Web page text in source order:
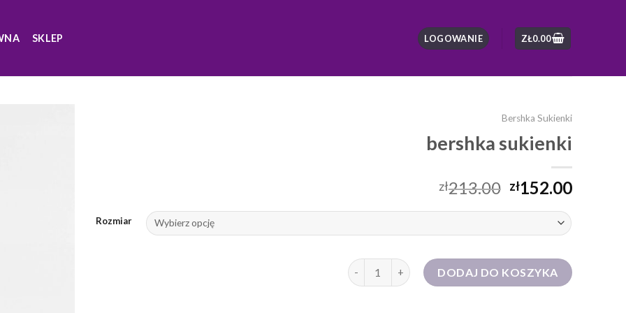
SKLEP LOGOWANIE ZŁ0.00
Bershka Sukienki
bershka sukienki
zł213.00 zł152.00
Rozmiar
ilość bershka sukienkiDODAJ DO KOSZYKA